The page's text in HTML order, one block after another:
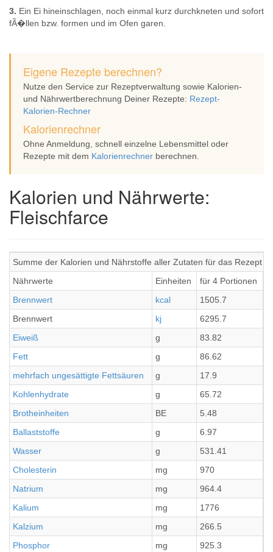
3. Ein Ei hineinschlagen, noch einmal kurz durchkneten und sofort
fÃ�llen bzw. formen und im Ofen garen.
Eigene Rezepte berechnen?
Nutze den Service zur Rezeptverwaltung sowie Kalorien-
und Nährwertberechnung Deiner Rezepte: Rezept-
Kalorien-Rechner
Kalorienrechner
Ohne Anmeldung, schnell einzelne Lebensmittel oder
Rezepte mit dem Kalorienrechner berechnen.
Kalorien und Nährwerte:
Fleischfarce
Summe der Kalorien und Nährstoffe aller Zutaten für das Rezept
Nährwerte
Einheiten für 4 Portionen
Brennwert
kcal 1505.7
Brennwert
kj 6295.7
Eiweiß
g 83.82
Fett
g 86.62
mehrfach ungesättigte Fettsäuren
g 17.9
Kohlenhydrate
g 65.72
Brotheinheiten
BE 5.48
Ballaststoffe
g 6.97
Wasser
g 531.41
Cholesterin
mg 970
Natrium
mg 964.4
Kalium
mg 1776
Kalzium
mg 266.5
Phosphor
mg 925.3